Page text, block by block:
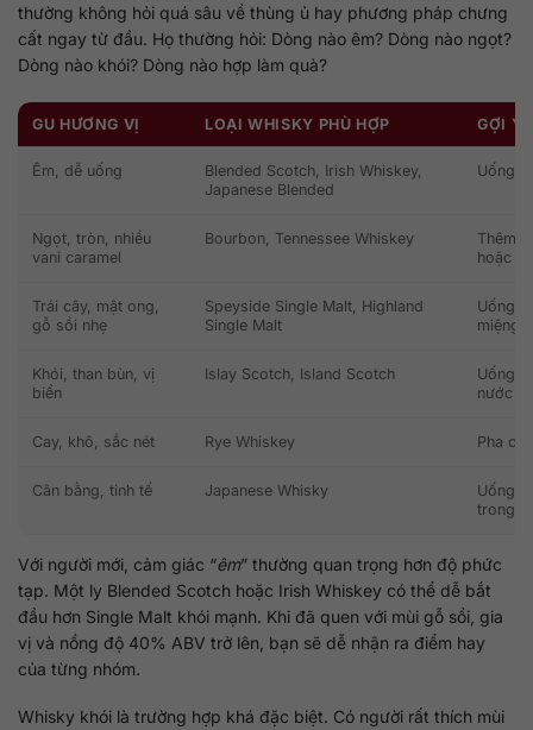
thường không hỏi quá sâu về thùng ủ hay phương pháp chưng
cất ngay từ đầu. Họ thường hỏi: Dòng nào êm? Dòng nào ngọt?
Dòng nào khói? Dòng nào hợp làm quà?
GU HƯƠNG VỊ LOẠI WHISKY PHÙ HỢP GỢI Ý
Êm, dễ uống
Blended Scotch, Irish Whiskey,
Japanese Blended
Uống
Ngọt, tròn, nhiều
vani caramel
Bourbon, Tennessee Whiskey
Thêm
hoặc
Trái cây, mật ong,
gỗ sồi nhẹ
Speyside Single Malt, Highland
Single Malt
Uống
miệng
Khói, than bùn, vị
biển
Islay Scotch, Island Scotch
Uống
nước
Cay, khô, sắc nét Rye Whiskey Pha
Cân bằng, tinh tế Japanese Whisky
Uống
trong
Với người mới, cảm giác “êm” thường quan trọng hơn độ phức
tạp. Một ly Blended Scotch hoặc Irish Whiskey có thể dễ bắt
đầu hơn Single Malt khói mạnh. Khi đã quen với mùi gỗ sồi, gia
vị và nồng độ 40% ABV trở lên, bạn sẽ dễ nhận ra điểm hay
của từng nhóm.
Whisky khói là trường hợp khá đặc biệt. Có người rất thích mùi